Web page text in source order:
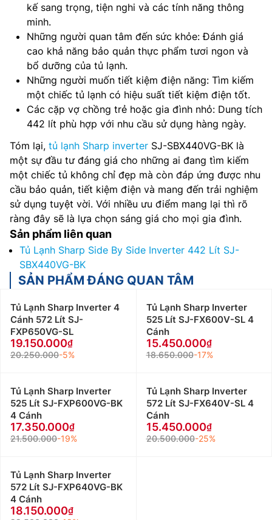
kế sang trọng, tiện nghi và các tính năng thông
minh.
Những người quan tâm đến sức khỏe: Đánh giá
cao khả năng bảo quản thực phẩm tươi ngon và
bổ dưỡng của tủ lạnh.
Những người muốn tiết kiệm điện năng: Tìm kiếm
một chiếc tủ lạnh có hiệu suất tiết kiệm điện tốt.
Các cặp vợ chồng trẻ hoặc gia đình nhỏ: Dung tích
442 lít phù hợp với nhu cầu sử dụng hàng ngày.
Tóm lại, tủ lạnh Sharp inverter SJ-SBX440VG-BK là
một sự đầu tư đáng giá cho những ai đang tìm kiếm
một chiếc tủ không chỉ đẹp mà còn đáp ứng được nhu
cầu bảo quản, tiết kiệm điện và mang đến trải nghiệm
sử dụng tuyệt vời. Với nhiều ưu điểm mang lại thì rõ
ràng đây sẽ là lựa chọn sáng giá cho mọi gia đình.
Sản phẩm liên quan
Tủ Lạnh Sharp Side By Side Inverter 442 Lít SJ-
SBX440VG-BK
SẢN PHẨM ĐÁNG QUAN TÂM
Tủ Lạnh Sharp Inverter 4
Cánh 572 Lít SJ-
FXP650VG-SL
19.150.000
20.250.000-5%
Tủ Lạnh Sharp Inverter
525 Lít SJ-FX600V-SL 4
Cánh
15.450.000
18.650.000-17%
Tủ Lạnh Sharp Inverter
525 Lít SJ-FXP600VG-BK
4 Cánh
17.350.000
21.500.000-19%
Tủ Lạnh Sharp Inverter
572 Lít SJ-FX640V-SL 4
Cánh
15.450.000
20.500.000-25%
Tủ Lạnh Sharp Inverter
572 Lít SJ-FXP640VG-BK
4 Cánh
18.150.000